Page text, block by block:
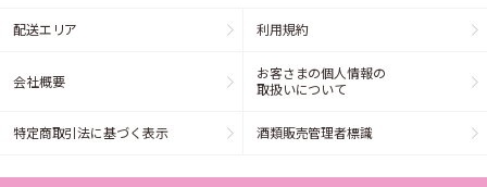
配送エリア 利用規約
会社概要
お客さまの個人情報の
取扱いについて
特定商取引法に基づく表示 酒類販売管理者標識